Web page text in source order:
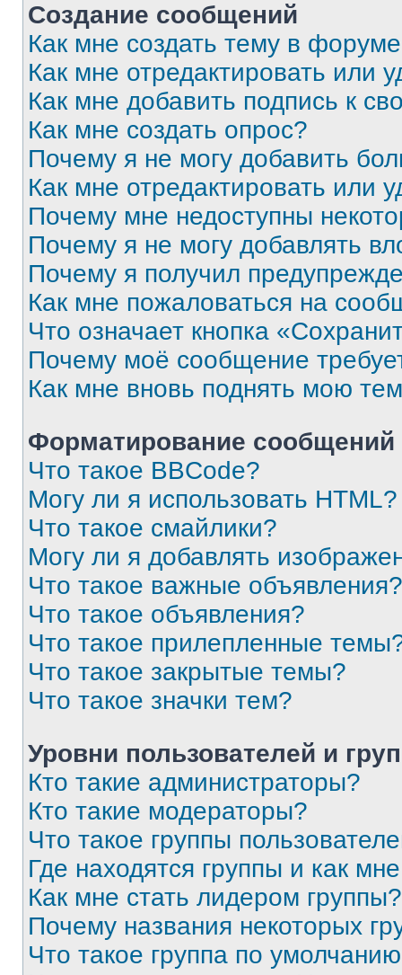
Создание сообщений
Как мне создать тему в
Как мне отредактировать или
Как мне добавить подпись к
Как мне создать опрос?
Почему я не могу добавить
Как мне отредактировать или
Почему мне недоступны
Почему я не могу добавлять
Почему я получил
Как мне пожаловаться на
Что означает кнопка
Почему моё сообщение
Как мне вновь поднять мою
Форматирование
Что такое BBCode?
Могу ли я использовать HTML?
Что такое смайлики?
Могу ли я добавлять
Что такое важные объявления?
Что такое объявления?
Что такое прилепленные
Что такое закрытые темы?
Что такое значки тем?
Уровни пользователей и
Кто такие администраторы?
Кто такие модераторы?
Что такое группы
Где находятся группы и как
Как мне стать лидером группы?
Почему названия некоторых
Что такое группа по